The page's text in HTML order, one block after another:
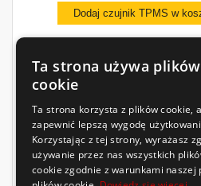
Dodaj czujnik TPMS w
459 zł
Ta strona używa plików
cookie
Ta strona korzysta z plików cookie,
zapewnić lepszą wygodę
Korzystając z tej strony, wyrażasz
używanie przez nas wszystkich
cookie zgodnie z warunkami naszej